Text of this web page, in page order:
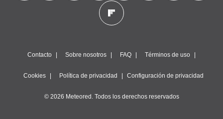
Contacto Sobre nosotros FAQ Términos de uso
Cookies Política de privacidad Configuración de privacidad
© 2026 Meteored. Todos los derechos reservados